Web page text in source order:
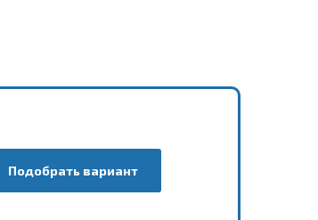
Подобрать вариант